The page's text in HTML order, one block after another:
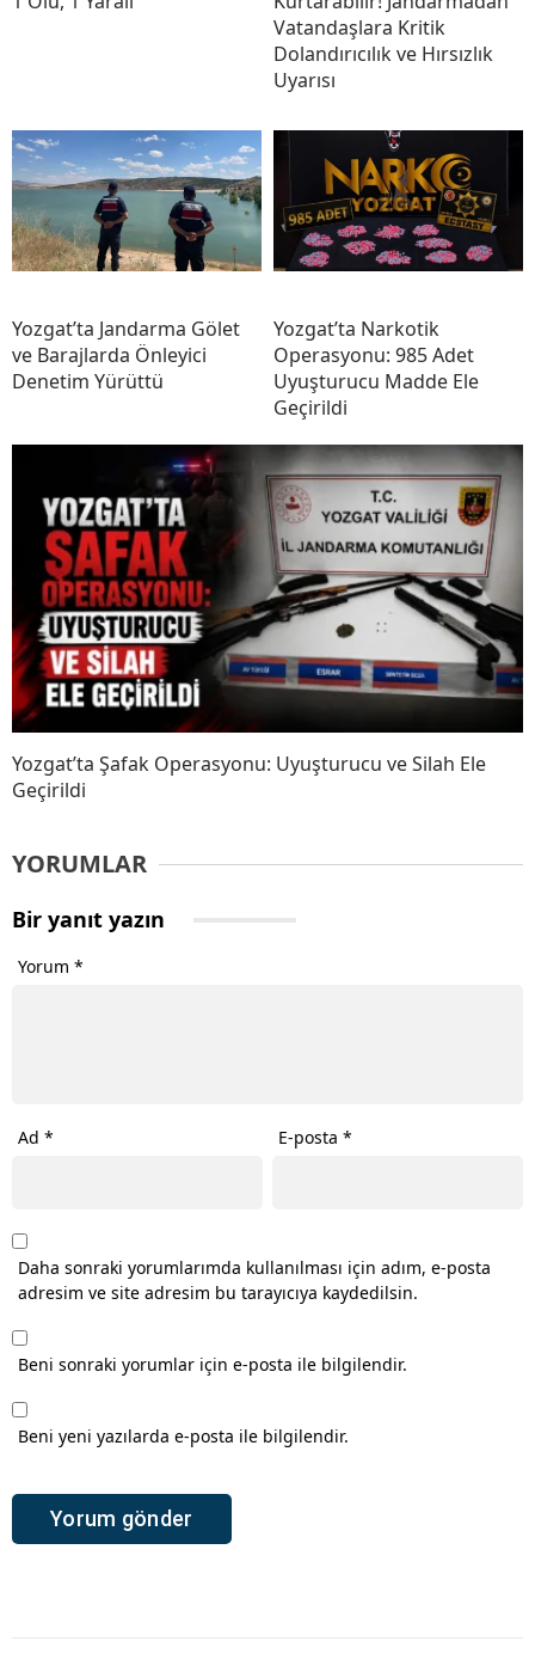
Vatandaşlara Kritik
Dolandırıcılık ve Hırsızlık
Uyarısı
Yozgat’ta Jandarma Gölet
ve Barajlarda Önleyici
Denetim Yürüttü
Yozgat’ta Narkotik
Operasyonu: 985 Adet
Uyuşturucu Madde Ele
Geçirildi
Yozgat’ta Şafak Operasyonu: Uyuşturucu ve Silah Ele
Geçirildi
YORUMLAR
Bir yanıt yazın
Yorum *
Ad * E-posta*
Daha sonraki yorumlarımda kullanılması için adım, e-posta
adresim ve site adresim bu tarayıcıya kaydedilsin.
Beni sonraki yorumlar için e-posta ile bilgilendir.
Beni yeni yazılarda e-posta ile bilgilendir.